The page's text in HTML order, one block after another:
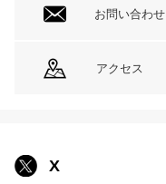
お問い合わせ
アクセス
X